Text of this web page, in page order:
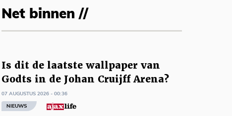
Net binnen //
Is dit de laatste wallpaper van
Godts in de Johan Cruijff Arena?
07 AUGUSTUS 2026 - 00:36
NIEUWS